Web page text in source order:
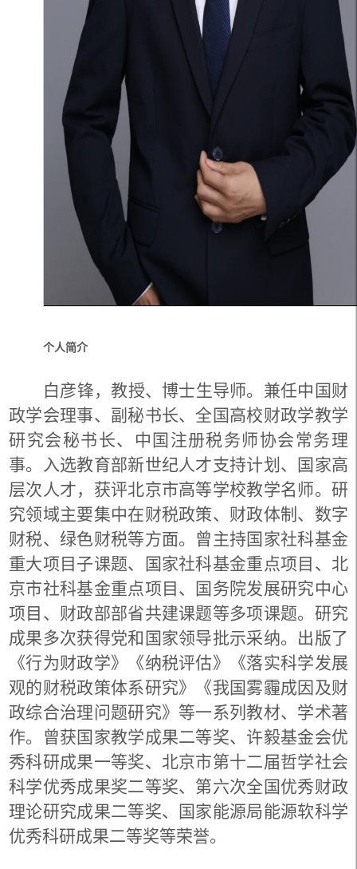
个人简介
白彦锋，教授、博士生导师。兼任中国财
政学会理事、副秘书长、全国高校财政学教学
研究会秘书长、中国注册税务师协会常务理
事。入选教育部新世纪人才支持计划、国家高
层次人才，获评北京市高等学校教学名师。研
究领域主要集中在财税政策、财政体制、数字
财税、绿色财税等方面。曾主持国家社科基金
重大项目子课题、国家社科基金重点项目、北
京市社科基金重点项目、国务院发展研究中心
项目、财政部部省共建课题等多项课题。研究
成果多次获得党和国家领导批示采纳。出版了
《行为财政学》《纳税评估》《落实科学发展
观的财税政策体系研究》《我国雾霾成因及财
政综合治理问题研究》等一系列教材、学术著
作。曾获国家教学成果二等奖、许毅基金会优
秀科研成果一等奖、北京市第十二届哲学社会
科学优秀成果奖二等奖、第六次全国优秀财政
理论研究成果二等奖、国家能源局能源软科学
优秀科研成果二等奖等荣誉。